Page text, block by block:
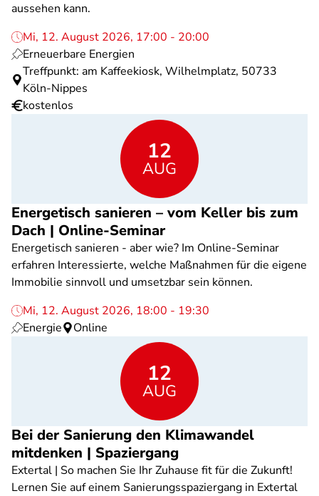
aussehen kann.
Mi, 12. August 2026, 17:00 - 20:00
Erneuerbare Energien
Treffpunkt: am Kaffeekiosk, Wilhelmplatz, 50733
Köln-Nippes
kostenlos
12
AUG
Energetisch sanieren – vom Keller bis zum
Dach | Online-Seminar
Energetisch sanieren - aber wie? Im Online-Seminar
erfahren Interessierte, welche Maßnahmen für die eigene
Immobilie sinnvoll und umsetzbar sein können.
Mi, 12. August 2026, 18:00 - 19:30
Energie
Online
12
AUG
Bei der Sanierung den Klimawandel
mitdenken | Spaziergang
Extertal | So machen Sie Ihr Zuhause fit für die Zukunft!
Lernen Sie auf einem Sanierungsspaziergang in Extertal